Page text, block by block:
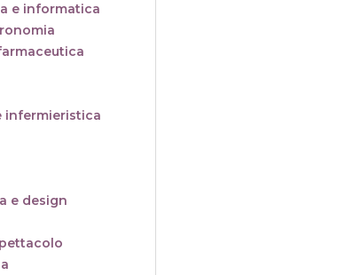
e informatica
infermieristica
e design